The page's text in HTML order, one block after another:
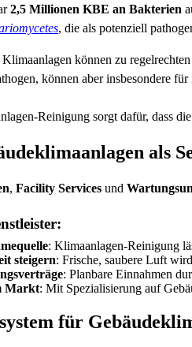
2,5 Millionen KBE an Bakterien
, die als potenziell
Klimaanlagen können zu
können aber insbesondere
Reinigung sorgt dafür, dass
als
, Facility Services und
: Klimaanlagen-Reinigung
steigern: Frische, saubere Luft
: Planbare Einnahmen
Markt: Mit Spezialisierung auf
für